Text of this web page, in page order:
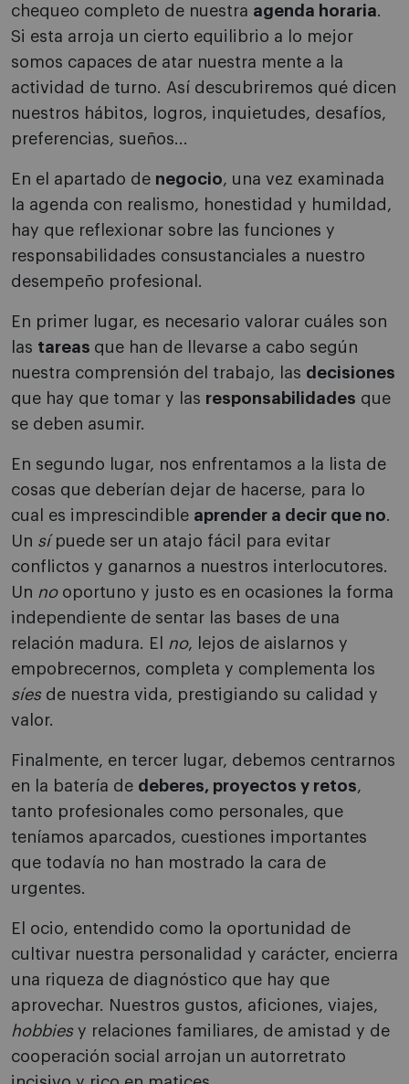
chequeo completo de nuestra agenda horaria.
Si esta arroja un cierto equilibrio a lo mejor
somos capaces de atar nuestra mente a la
actividad de turno. Así descubriremos qué dicen
nuestros hábitos, logros, inquietudes, desafíos,
preferencias, sueños...
En el apartado de negocio, una vez examinada
la agenda con realismo, honestidad y humildad,
hay que reflexionar sobre las funciones y
responsabilidades consustanciales a nuestro
desempeño profesional.
En primer lugar, es necesario valorar cuáles son
las tareas que han de llevarse a cabo según
nuestra comprensión del trabajo, las decisiones
que hay que tomar y las responsabilidades que
se deben asumir.
En segundo lugar, nos enfrentamos a la lista de
cosas que deberían dejar de hacerse, para lo
cual es imprescindible aprender a decir que no.
Un sí puede ser un atajo fácil para evitar
conflictos y ganarnos a nuestros interlocutores.
Un nooportuno y justo es en ocasiones la forma
independiente de sentar las bases de una
relación madura. El
no, lejos de aislarnos y
empobrecernos, completa y complementa los
síesde nuestra vida, prestigiando su calidad y
valor.
Finalmente, en tercer lugar, debemos centrarnos
en la batería de deberes, proyectos y retos,
tanto profesionales como personales, que
teníamos aparcados, cuestiones importantes
que todavía no han mostrado la cara de
urgentes.
El ocio, entendido como la oportunidad de
cultivar nuestra personalidad y carácter, encierra
una riqueza de diagnóstico que hay que
aprovechar. Nuestros gustos, aficiones, viajes,
hobbies y relaciones familiares, de amistad y de
cooperación social arrojan un autorretrato